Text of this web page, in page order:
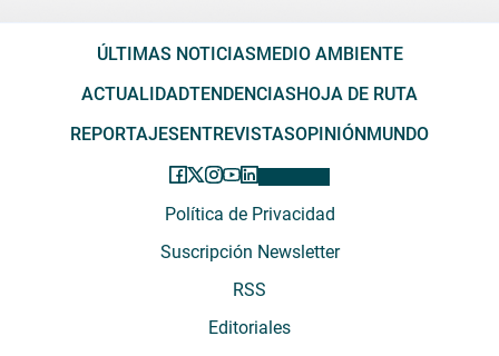
ÚLTIMAS NOTICIAS MEDIO AMBIENTE
ACTUALIDADTENDENCIAS HOJA DE RUTA
REPORTAJES ENTREVISTASOPINIÓN MUNDO
Política de Privacidad
Suscripción Newsletter
RSS
Editoriales